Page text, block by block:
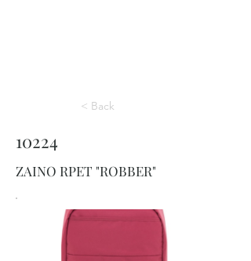
< Back
10224
ZAINO RPET "ROBBER"